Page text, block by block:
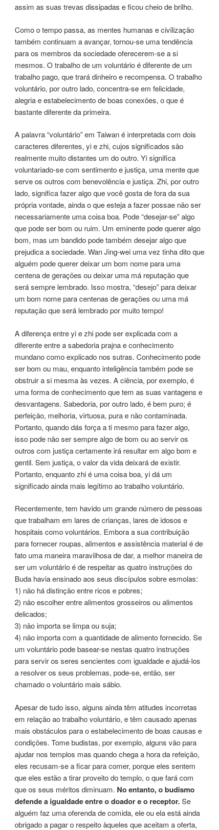
assim as suas trevas dissipadas e ficou cheio de brilho.
Como o tempo passa, as mentes humanas e civilização
também continuam a avançar, tornou-se uma tendência
para os membros da sociedade oferecerem-se a si
mesmos. O trabalho de um voluntário é diferente de um
trabalho pago, que trará dinheiro e recompensa. O trabalho
voluntário, por outro lado, concentra-se em felicidade,
alegria e estabelecimento de boas conexões, o que é
bastante diferente da primeira.
A palavra “voluntário” em Taiwan é interpretada com dois
caracteres diferentes, yi e zhi, cujos significados são
realmente muito distantes um do outro. Yi significa
voluntariado-se com sentimento e justiça, uma mente que
serve os outros com benevolência e justiça. Zhi, por outro
lado, significa fazer algo que você gosta de fora da sua
própria vontade, ainda o que esteja a fazer possae não ser
necessariamente uma coisa boa. Pode “desejar-se” algo
que pode ser bom ou ruim. Um eminente pode querer algo
bom, mas um bandido pode também desejar algo que
prejudica a sociedade. Wan Jing-wei uma vez tinha dito que
alguém pode querer deixar um bom nome para uma
centena de gerações ou deixar uma má reputação que
será sempre lembrado. Isso mostra, “desejo” para deixar
um bom nome para centenas de gerações ou uma má
reputação que será lembrado por muito tempo!
A diferença entre yi e zhi pode ser explicada com a
diferente entre a sabedoria prajna e conhecimento
mundano como explicado nos sutras. Conhecimento pode
ser bom ou mau, enquanto inteligência também pode se
obstruir a si mesma às vezes. A ciência, por exemplo, é
uma forma de conhecimento que tem as suas vantagens e
desvantagens. Sabedoria, por outro lado, é bem puro; é
perfeição, melhoria, virtuosa, pura e não contaminada.
Portanto, quando dás força a ti mesmo para fazer algo,
isso pode não ser sempre algo de bom ou ao servir os
outros com justiça certamente irá resultar em algo bom e
gentil. Sem justiça, o valor da vida deixará de existir.
Portanto, enquanto zhi é uma coisa boa, yi dá um
significado ainda mais legítimo ao trabalho voluntário.
Recentemente, tem havido um grande número de pessoas
que trabalham em lares de crianças, lares de idosos e
hospitais como voluntários. Embora a sua contribuição
para fornecer roupas, alimentos e assistência material é de
fato uma maneira maravilhosa de dar, a melhor maneira de
ser um voluntário é de respeitar as quatro instruções do
Buda havia ensinado aos seus discípulos sobre esmolas:
1) não há distinção entre ricos e pobres;
2) não escolher entre alimentos grosseiros ou alimentos
delicados;
3) não importa se limpa ou suja;
4) não importa com a quantidade de alimento fornecido. Se
um voluntário pode basear-se nestas quatro instruções
para servir os seres sencientes com igualdade e ajudá-los
a resolver os seus problemas, pode-se, então, ser
chamado o voluntário mais sábio.
Apesar de tudo isso, alguns ainda têm atitudes incorretas
em relação ao trabalho voluntário, e têm causado apenas
mais obstáculos para o estabelecimento de boas causas e
condições. Tome budistas, por exemplo, alguns vão para
ajudar nos templos mas quando chega a hora da refeição,
eles recusam-se a ficar para comer, porque eles sentem
que eles estão a tirar proveito do templo, o que fará com
que os seus méritos diminuam. No entanto, o budismo
defende a igualdade entre o doador e o receptor.Se
alguém faz uma oferenda de comida, ele ou ela está ainda
obrigado a pagar o respeito àqueles que aceitam a oferta,